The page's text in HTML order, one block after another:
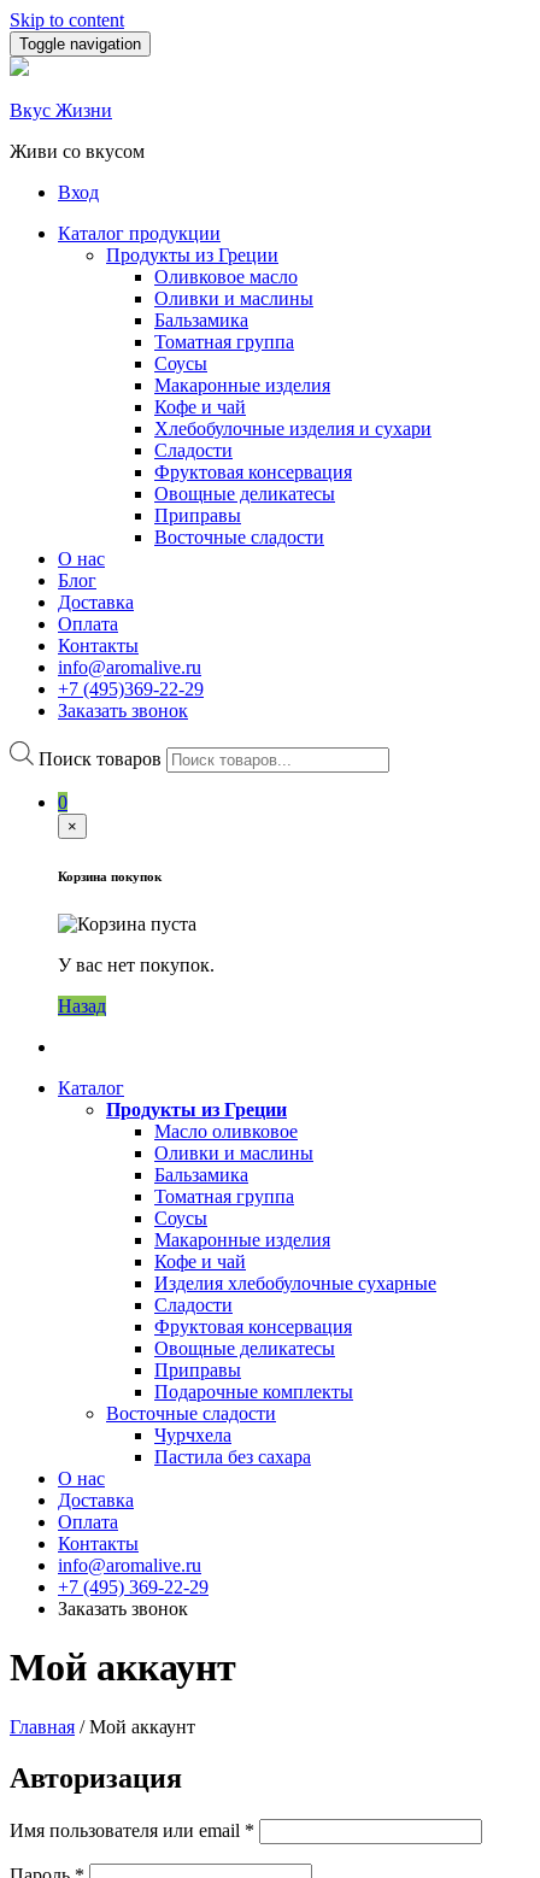
Skip to content
Toggle navigation
Вкус Жизни
Живи со вкусом
Вход
Каталог продукции
Продукты из Греции
Оливковое масло
Оливки и маслины
Бальзамика
Томатная группа
Соусы
Макаронные изделия
Кофе и чай
Хлебобулочные изделия и сухари
Сладости
Фруктовая консервация
Овощные деликатесы
Приправы
Восточные сладости
О нас
Блог
Доставка
Оплата
Контакты
info@aromalive.ru
+7 (495)369-22-29
Заказать звонок
Поиск товаров
0
×
Корзина покупок
У вас нет покупок.
Назад
Каталог
Продукты из Греции
Масло оливковое
Оливки и маслины
Бальзамика
Томатная группа
Соусы
Макаронные изделия
Кофе и чай
Изделия хлебобулочные сухарные
Сладости
Фруктовая консервация
Овощные деликатесы
Приправы
Подарочные комплекты
Восточные сладости
Чурчхела
Пастила без сахара
О нас
Доставка
Оплата
Контакты
info@aromalive.ru
+7 (495) 369-22-29
Заказать звонок
Мой аккаунт
Главная / Мой аккаунт
Авторизация
Имя пользователя или email *